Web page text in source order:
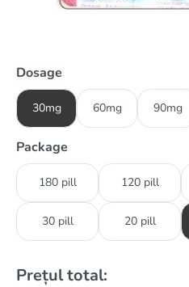
Dosage
30mg 60mg 90mg
Package
180 pill 120 pill
30 pill 20 pill
Prețul total: